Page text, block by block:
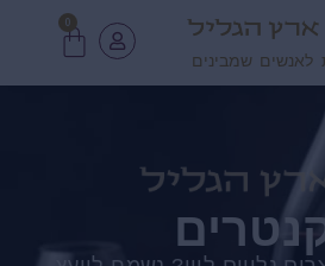
לאנשים שמבינים
0